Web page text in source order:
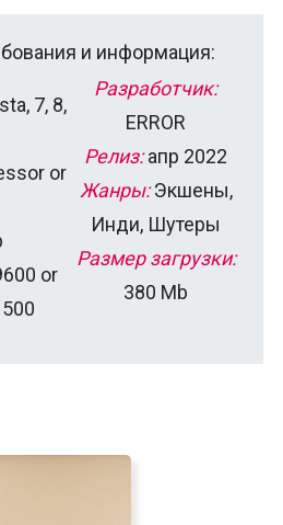
и информация:
7, 8,
or
or
Разработчик:
ERROR
Релиз:апр 2022
Жанры:Экшены,
Инди, Шутеры
Размер загрузки:
380 Mb